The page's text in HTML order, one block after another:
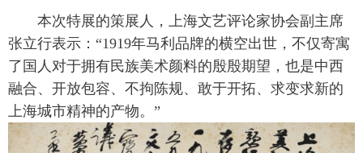
本次特展的策展人，上海文艺评论家协会副主席
张立行表示：“1919年马利品牌的横空出世，不仅寄寓
了国人对于拥有民族美术颜料的殷殷期望，也是中西
融合、开放包容、不拘陈规、敢于开拓、求变求新的
上海城市精神的产物。”